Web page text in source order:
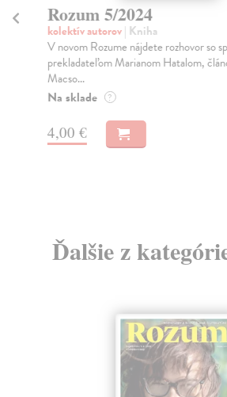
Rozum 5/2024
kolektív autorov| Kniha
V novom Rozume nájdete rozhovor so
prekladateľom Marianom Hatalom,
Macso...
Na sklade ?
4,00 €
Ďalšie z